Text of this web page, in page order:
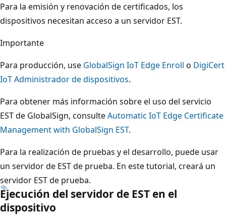
Para la emisión y renovación de certificados, los
dispositivos necesitan acceso a un servidor EST.
Importante
Para producción, use GlobalSign IoT Edge Enroll o DigiCert
IoT Administrador de dispositivos.
Para obtener más información sobre el uso del servicio
EST de GlobalSign, consulteAutomatic IoT Edge Certificate
Management with GlobalSign EST.
Para la realización de pruebas y el desarrollo, puede usar
un servidor de EST de prueba. En este tutorial, creará un
servidor EST de prueba.
Ejecución del servidor de EST en el
dispositivo